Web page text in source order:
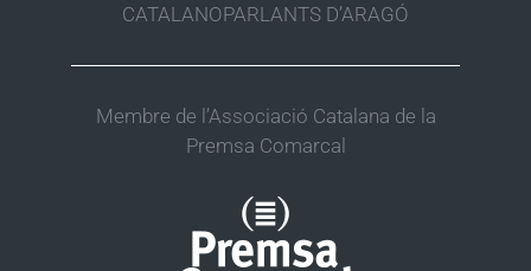
CATALANOPARLANTS D’ARAGÓ
Membre de l’Associació Catalana de la
Premsa Comarcal